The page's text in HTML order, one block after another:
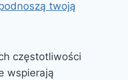
twoją
częstotliwości
wspierają